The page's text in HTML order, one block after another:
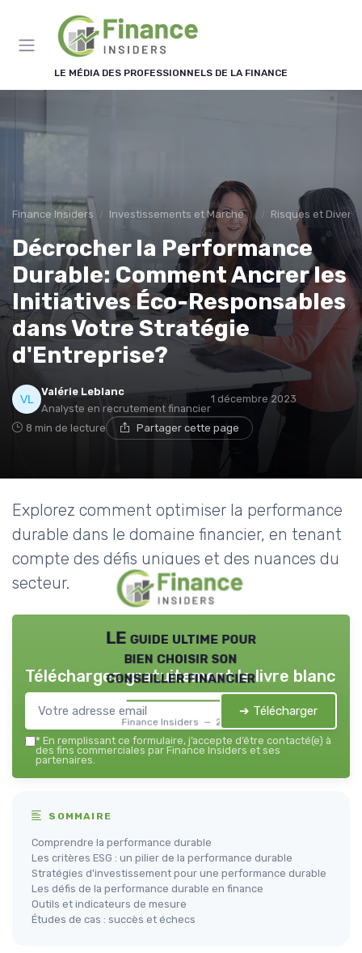
LE MÉDIA DES PROFESSIONNELS DE LA FINANCE
Finance Insiders Investissements et Marchés Financiers Risques et
Décrocher la Performance
Durable: Comment Ancrer les
Initiatives Éco-Responsables
dans Votre Stratégie
d'Entreprise?
Valérie Leblanc
Analyste en recrutement financier
1 décembre 2023
8 min de lecture Partager cette page
Explorez comment optimiser la performance
durable dans le domaine financier, en tenant
compte des défis uniques et des nuances du
secteur.
LE guide ultime pour
bien choisir son
conseiller financier
Finance Insiders — 2026
Téléchargez gratuitement le livre blanc
➔ Télécharger
* En remplissant ce formulaire, j’accepte d’être contacté(e) à
des fins commerciales par Finance Insiders et ses
partenaires.
SOMMAIRE
Comprendre la performance durable
Les critères ESG : un pilier de la performance durable
Stratégies d'investissement pour une performance durable
Les défis de la performance durable en finance
Outils et indicateurs de mesure
Études de cas : succès et échecs